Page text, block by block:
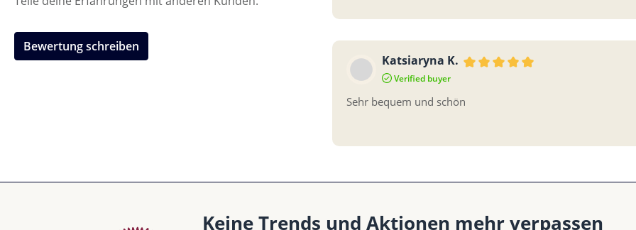
Bewertung schreiben
Katsiaryna K.
Verified buyer
Sehr bequem und schön
Keine Trends und Aktionen mehr verpassen